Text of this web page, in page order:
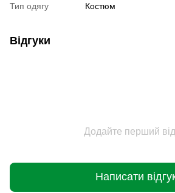
Тип одягу
Костюм
Відгуки
Додайте перший
Написати